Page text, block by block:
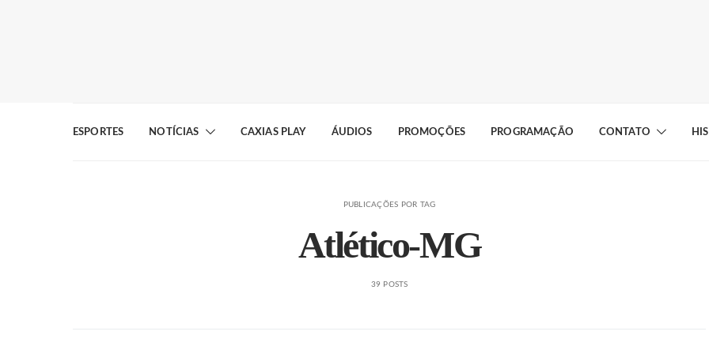
ESPORTES NOTÍCIAS CAXIAS PLAY ÁUDIOS PROMOÇÕES PROGRAMAÇÃO CONTATO
PUBLICAÇÕES POR TAG
Atlético-MG
39 POSTS